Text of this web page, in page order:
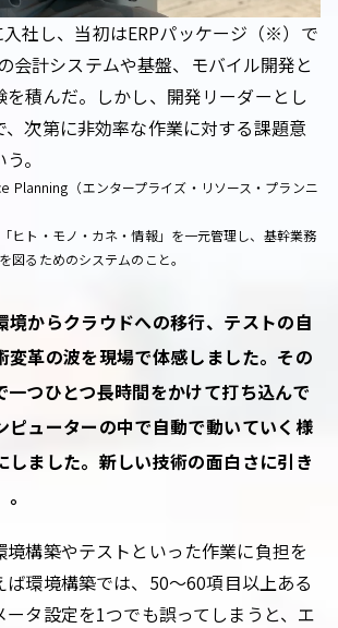
入社し、当初はERPパッケージ（※）で
会計システムや基盤、モバイル開発と
を積んだ。しかし、開発リーダーとし
、次第に非効率な作業に対する課題意
。
（エンタープライズ・リソース・プランニ
ヒト・モノ・カネ・情報」を一元管理し、基幹業務
図るためのシステムのこと。
境からクラウドへの移行、テストの自
変革の波を現場で体感しました。その
一つひとつ長時間をかけて打ち込んで
ピューターの中で自動で動いていく様
しました。新しい技術の面白さに引き
境構築やテストといった作業に負担を
環境構築では、50～60項目以上ある
ータ設定を1つでも誤ってしまうと、エ